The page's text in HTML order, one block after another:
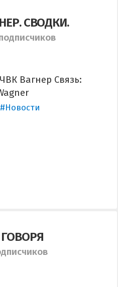
СВОДКИ.
Вагнер Связь:
#Новости